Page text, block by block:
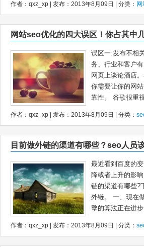
作者：qxz_xp | 发布：2013年8月09日 | 分类：
网站seo优化的四大误区！你占其中
误区一:发布不相
务、行业和客户
网页上谈论酒店
你需要让你的网
靠性。 谷歌很重
作者：qxz_xp | 发布：2013年8月09日 | 分类：
目前做外链的渠道有哪些？seo人员
最近看到百度的
降或者上升的影
链的渠道有哪些?
外链。 一、现在
擎的算法正在进
作者：qxz_xp | 发布：2013年8月09日 | 分类：